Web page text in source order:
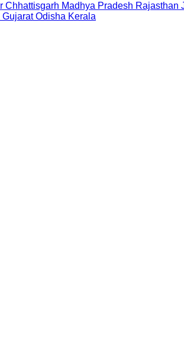
Chhattisgarh Madhya Pradesh Rajasthan
Gujarat Odisha Kerala